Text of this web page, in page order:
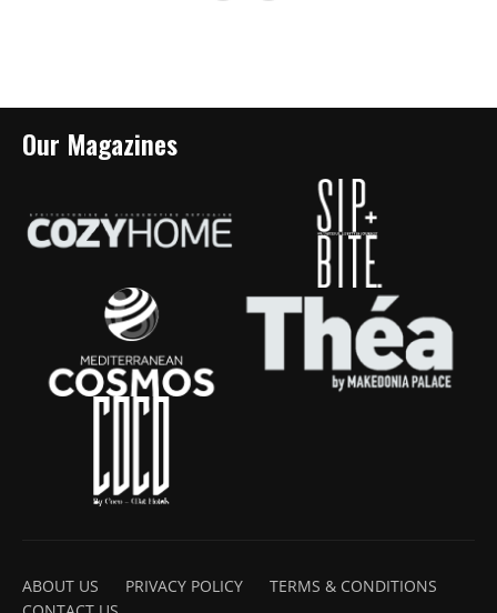
Our Magazines
ABOUT US PRIVACY POLICY
TERMS & CONDITIONS